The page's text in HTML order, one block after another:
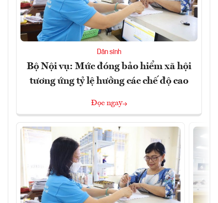
Dân sinh
Bộ Nội vụ: Mức đóng bảo hiểm xã hội
tương ứng tỷ lệ hưởng các chế độ cao
Đọc ngay